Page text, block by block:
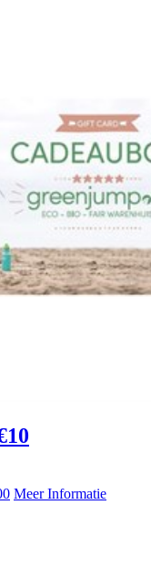
Meer Informatie